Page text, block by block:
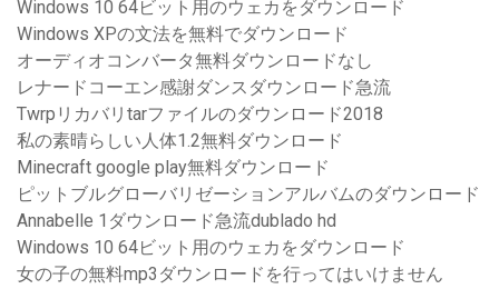
Windows 10 64ビット用のウェカをダウンロード
Windows XPの文法を無料でダウンロード
オーディオコンバータ無料ダウンロードなし
レナードコーエン感謝ダンスダウンロード急流
Twrpリカバリtarファイルのダウンロード2018
私の素晴らしい人体1.2無料ダウンロード
Minecraft google play無料ダウンロード
ピットブルグローバリゼーションアルバムのダウンロード
Annabelle 1ダウンロード急流dublado hd
Windows 10 64ビット用のウェカをダウンロード
女の子の無料mp3ダウンロードを行ってはいけません